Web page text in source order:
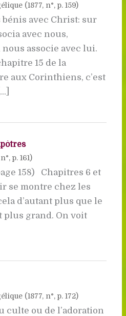
(1877, n°, p. 159)
bénis avec Christ: sur
avec nous,
associe avec lui.
15 de la
aux Corinthiens, c’est
p. 161)
158) Chapitres 6 et
se montre chez les
d’autant plus que le
plus grand. On voit
(1877, n°, p. 172)
culte ou de l’adoration